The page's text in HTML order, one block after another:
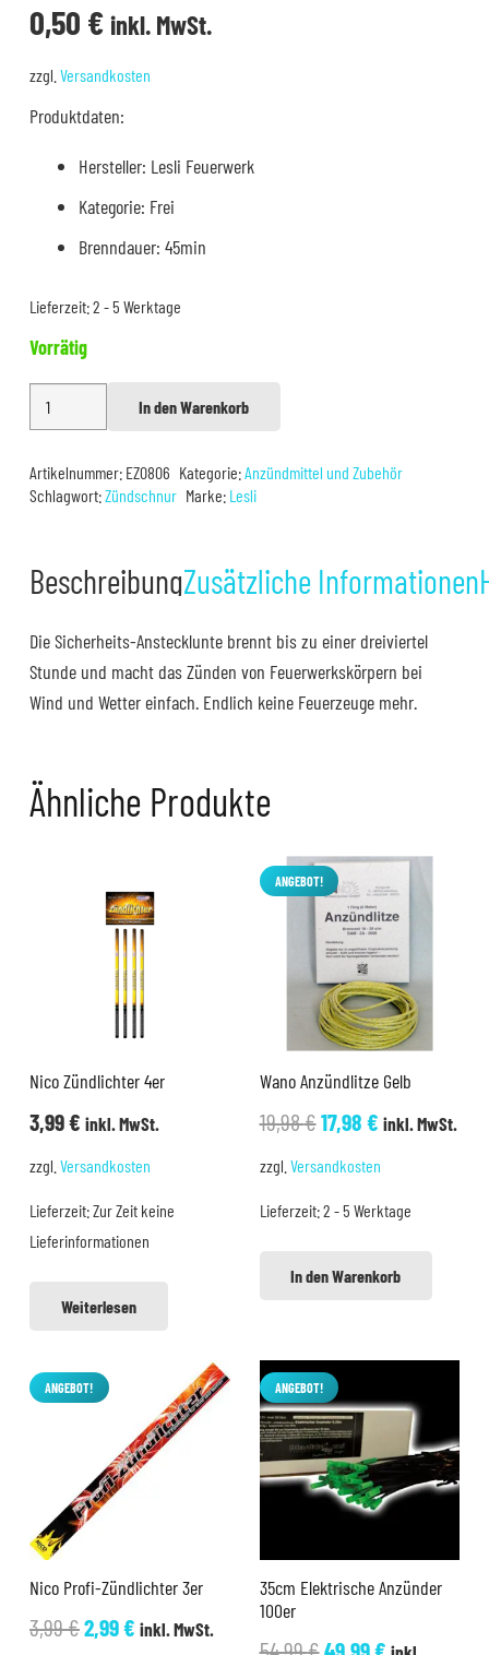
0,50 € inkl. MwSt.
zzgl. Versandkosten
Produktdaten:
Hersteller: Lesli Feuerwerk
Kategorie: Frei
Brenndauer: 45min
Lieferzeit:2 - 5 Werktage
Vorrätig
Lesli
Sicherheits-
Menge
In den Warenkorb
Alternative:
Artikelnummer: EZ0806 Kategorie:Anzündmittel und Zubehör
Schlagwort:Zündschnur Marke: Lesli
BeschreibungZusätzliche Informationen
Die Sicherheits-Anstecklunte brennt bis zu einer dreiviertel
Stunde und macht das Zünden von Feuerwerkskörpern bei
Wind und Wetter einfach. Endlich keine Feuerzeuge mehr.
Ähnliche Produkte
Nico Zündlichter 4er
3,99€ inkl. MwSt.
zzgl. Versandkosten
Lieferzeit:Zur Zeit keine
Lieferinformationen
Weiterlesen
ANGEBOT!
Wano Anzündlitze Gelb
19,98€Ursprünglicher
19,98 €
17,98€Aktueller
17,98 €.
inkl. MwSt.
zzgl. Versandkosten
Lieferzeit:2 - 5 Werktage
In den Warenkorb
ANGEBOT!
Nico Profi-Zündlichter 3er
3,99€Ursprünglicher
2,99€Aktueller
inkl. MwSt.
ANGEBOT!
35cm Elektrische Anzünder
100er
Ursprünglicher
Aktueller